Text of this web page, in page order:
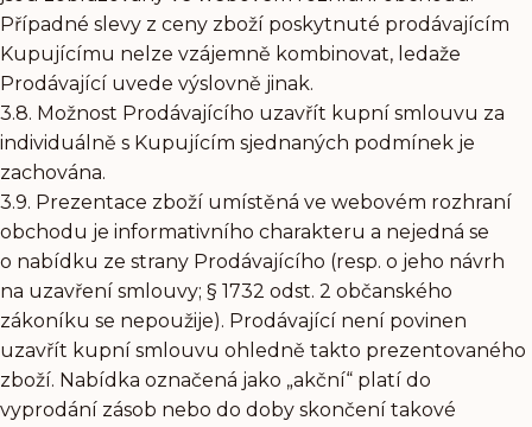
Případné slevy z ceny zboží poskytnuté prodávajícím
Kupujícímu nelze vzájemně kombinovat, ledaže
Prodávající uvede výslovně jinak.
3.8. Možnost Prodávajícího uzavřít kupní smlouvu za
individuálně s Kupujícím sjednaných podmínek je
zachována.
3.9. Prezentace zboží umístěná ve webovém rozhraní
obchodu je informativního charakteru a nejedná se
o nabídku ze strany Prodávajícího (resp. o jeho návrh
na uzavření smlouvy; § 1732 odst. 2 občanského
zákoníku se nepoužije). Prodávající není povinen
uzavřít kupní smlouvu ohledně takto prezentovaného
zboží. Nabídka označená jako „akční“ platí do
vyprodání zásob nebo do doby skončení takové